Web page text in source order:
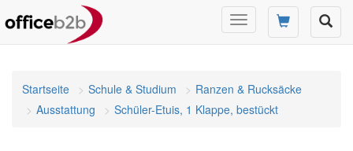
Navigation
umschalten
Startseite Schule & Studium
Ranzen & Rucksäcke
Ausstattung
Schüler-Etuis, 1 Klappe, bestückt